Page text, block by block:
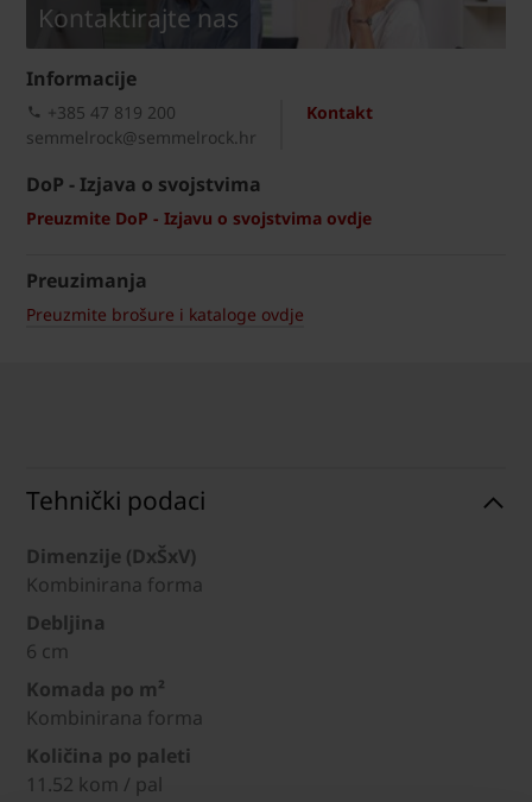
Kontaktirajte nas
Informacije
Kontakt
+385 47 819 200​
semmelrock@semmelrock.hr
DoP - Izjava o svojstvima
Preuzmite DoP - Izjavu o svojstvima ovdje
Preuzimanja
Preuzmite brošure i kataloge ovdje
Tehnički podaci
Dimenzije (DxŠxV)
Kombinirana forma
Debljina
6 cm
Komada po m²
Kombinirana forma
Količina po paleti
11.52 kom / pal